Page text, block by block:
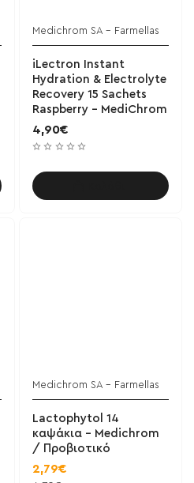
Medichrom SA - Farmellas
iLectron Instant
Hydration & Electrolyte
Recovery 15 Sachets
Raspberry - MediChrom
4,90€
Medichrom SA - Farmellas
Lactophytol 14
καψάκια - Medichrom
/ Προβιοτικό
2,79€